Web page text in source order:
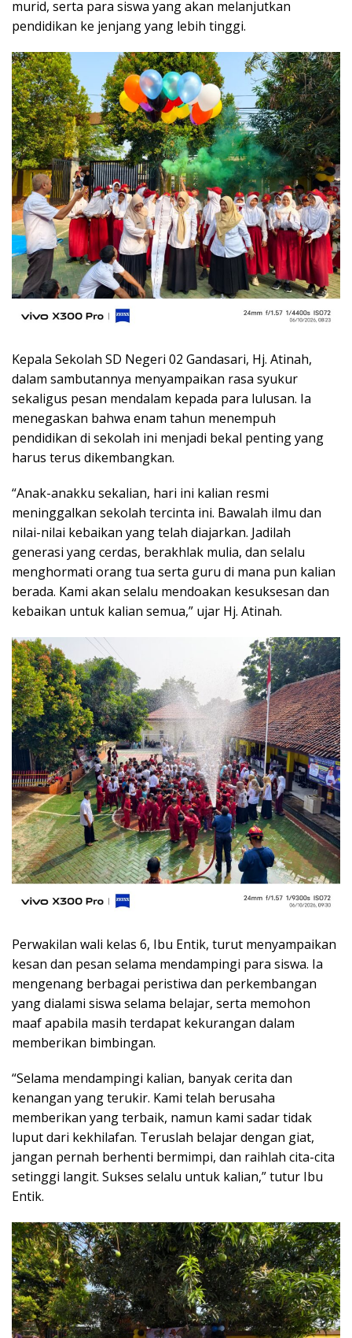
murid, serta para siswa yang akan melanjutkan
pendidikan ke jenjang yang lebih tinggi.
Kepala Sekolah SD Negeri 02 Gandasari, Hj. Atinah,
dalam sambutannya menyampaikan rasa syukur
sekaligus pesan mendalam kepada para lulusan. Ia
menegaskan bahwa enam tahun menempuh
pendidikan di sekolah ini menjadi bekal penting yang
harus terus dikembangkan.
“Anak-anakku sekalian, hari ini kalian resmi
meninggalkan sekolah tercinta ini. Bawalah ilmu dan
nilai-nilai kebaikan yang telah diajarkan. Jadilah
generasi yang cerdas, berakhlak mulia, dan selalu
menghormati orang tua serta guru di mana pun kalian
berada. Kami akan selalu mendoakan kesuksesan dan
kebaikan untuk kalian semua,” ujar Hj. Atinah.
Perwakilan wali kelas 6, Ibu Entik, turut menyampaikan
kesan dan pesan selama mendampingi para siswa. Ia
mengenang berbagai peristiwa dan perkembangan
yang dialami siswa selama belajar, serta memohon
maaf apabila masih terdapat kekurangan dalam
memberikan bimbingan.
“Selama mendampingi kalian, banyak cerita dan
kenangan yang terukir. Kami telah berusaha
memberikan yang terbaik, namun kami sadar tidak
luput dari kekhilafan. Teruslah belajar dengan giat,
jangan pernah berhenti bermimpi, dan raihlah cita-cita
setinggi langit. Sukses selalu untuk kalian,” tutur Ibu
Entik.